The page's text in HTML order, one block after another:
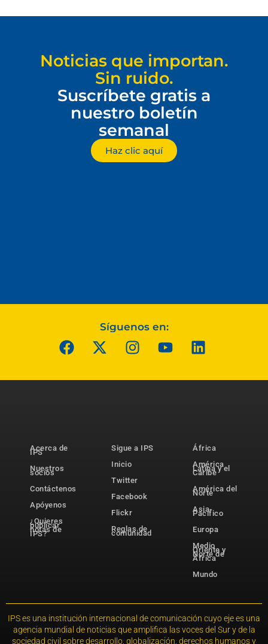
Noticias que importan.
Sin ruido.
Suscríbete gratis a
nuestro boletín
semanal
Haz clic aquí
Síguenos en:
Acerca de
IPS
Nuestros
socios
Contáctenos
Apóyenos
¿Quieres
publicar
notas de
IPS?
Sigue a IPS
Inicio
Twitter
Facebook
Flickr
Reglas de
comunidad
África
América
Latina y el
Caribe
América del
Norte
Asia-
Pacífico
Europa
Medio
Oriente y
Norte de
África
Mundo
IPS es una institución internacional de comunicación cuyo eje es una
agencia mundial de noticias que amplifica las voces del Sur y de la
sociedad civil sobre desarrollo, globalización, derechos humanos y